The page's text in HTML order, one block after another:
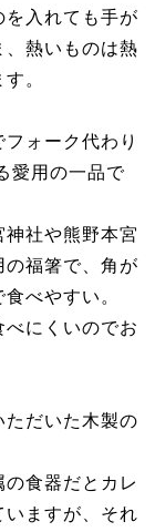
入れても手が
熱いものは熱
。
ォーク代わり
愛用の一品で
社や熊野本宮
福箸で、角が
べやすい。
にくいのでお
だいた木製の
食器だとカレ
ますが、それ